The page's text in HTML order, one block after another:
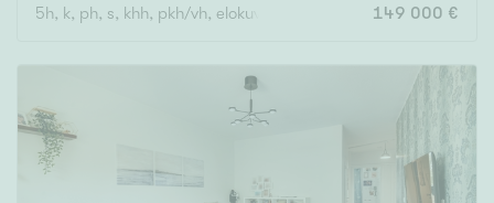
5h, k, ph, s, khh, pkh/vh, elokuvahuone, wc, autotalli149 000 €